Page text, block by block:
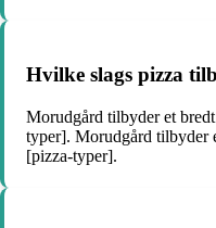
Hvilke slags pizza
Morudgård tilbyder et
typer]. Morudgård tilbyder
[pizza-typer].